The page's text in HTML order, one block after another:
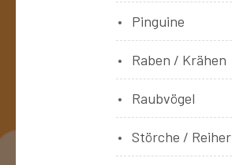
Pinguine
Raben / Krähen
Raubvögel
Störche / Reiher